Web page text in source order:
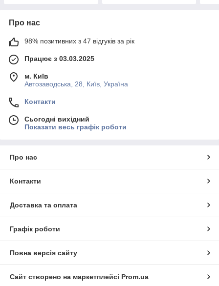
Про нас
98% позитивних з 47 відгуків за рік
Працює з 03.03.2025
м. Київ
Автозаводська, 28, Київ, Україна
Контакти
Сьогодні вихідний
Показати весь графік роботи
Про нас
Контакти
Доставка та оплата
Графік роботи
Повна версія сайту
Сайт створено на маркетплейсі Prom.ua